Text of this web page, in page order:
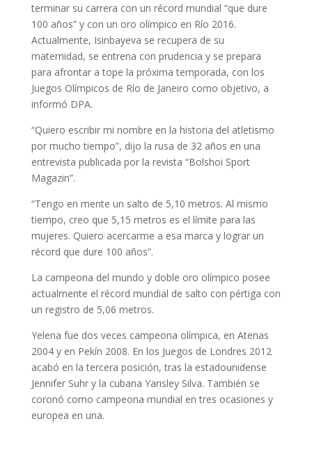
terminar su carrera con un récord mundial “que dure
100 años” y con un oro olímpico en Río 2016.
Actualmente, Isinbayeva se recupera de su
maternidad, se entrena con prudencia y se prepara
para afrontar a tope la próxima temporada, con los
Juegos Olímpicos de Río de Janeiro como objetivo, a
informó DPA.
“Quiero escribir mi nombre en la historia del atletismo
por mucho tiempo”, dijo la rusa de 32 años en una
entrevista publicada por la revista “Bolshoi Sport
Magazin”.
“Tengo en mente un salto de 5,10 metros. Al mismo
tiempo, creo que 5,15 metros es el límite para las
mujeres. Quiero acercarme a esa marca y lograr un
récord que dure 100 años”.
La campeona del mundo y doble oro olímpico posee
actualmente el récord mundial de salto con pértiga con
un registro de 5,06 metros.
Yelena fue dos veces campeona olímpica, en Atenas
2004 y en Pekín 2008. En los Juegos de Londres 2012
acabó en la tercera posición, tras la estadounidense
Jennifer Suhr y la cubana Yarisley Silva. También se
coronó como campeona mundial en tres ocasiones y
europea en una.